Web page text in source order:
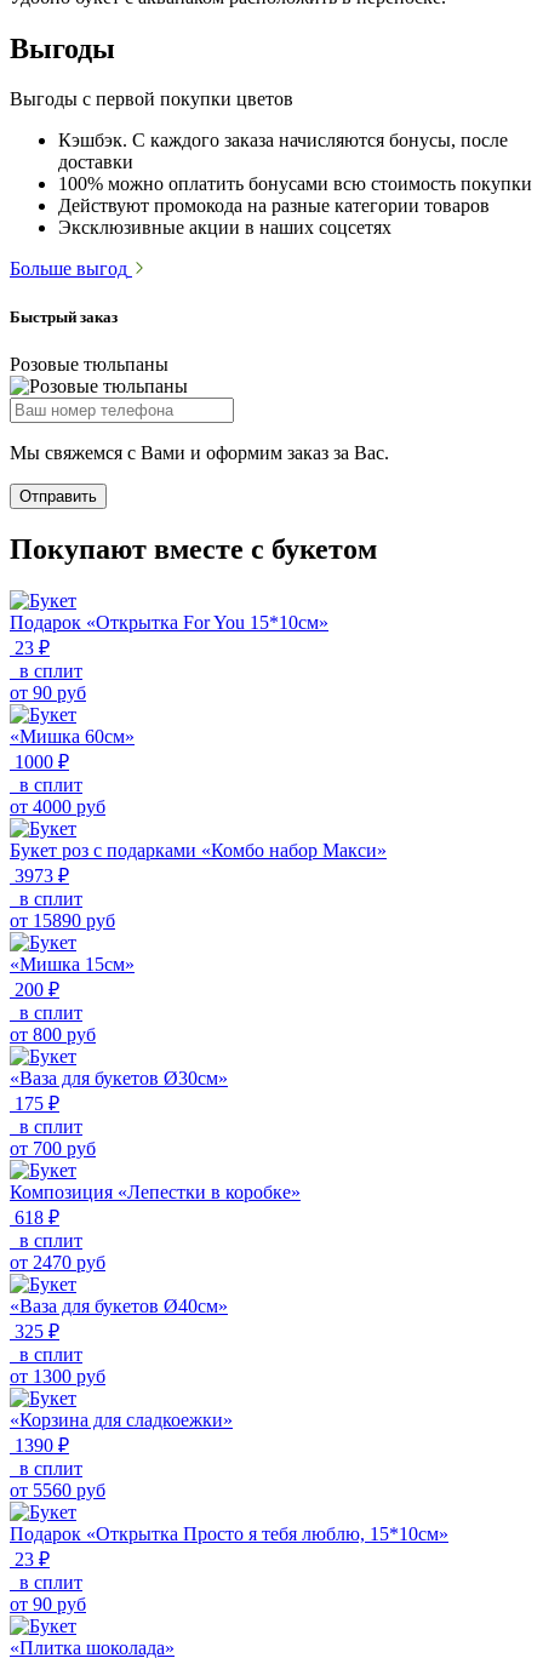
Выгоды
Выгоды с первой покупки цветов
Кэшбэк. С каждого заказа начисляются бонусы, после
доставки
100% можно оплатить бонусами всю стоимость покупки
Действуют промокода на разные категории товаров
Эксклюзивные акции в наших соцсетях
Больше выгод
Быстрый заказ
Розовые тюльпаны
Мы свяжемся с Вами и оформим заказ за Вас.
Отправить
Покупают вместе с букетом
Подарок «Открытка For You 15*10см»
23 ₽
в сплит
от 90 руб
«Мишка 60см»
1000 ₽
в сплит
от 4000 руб
Букет роз с подарками «Комбо набор Макси»
3973 ₽
в сплит
от 15890 руб
«Мишка 15см»
200 ₽
в сплит
от 800 руб
«Ваза для букетов Ø30см»
175 ₽
в сплит
от 700 руб
Композиция «Лепестки в коробке»
618 ₽
в сплит
от 2470 руб
«Ваза для букетов Ø40см»
325 ₽
в сплит
от 1300 руб
«Корзина для сладкоежки»
1390 ₽
в сплит
от 5560 руб
Подарок «Открытка Просто я тебя люблю, 15*10см»
23 ₽
в сплит
от 90 руб
«Плитка шоколада»